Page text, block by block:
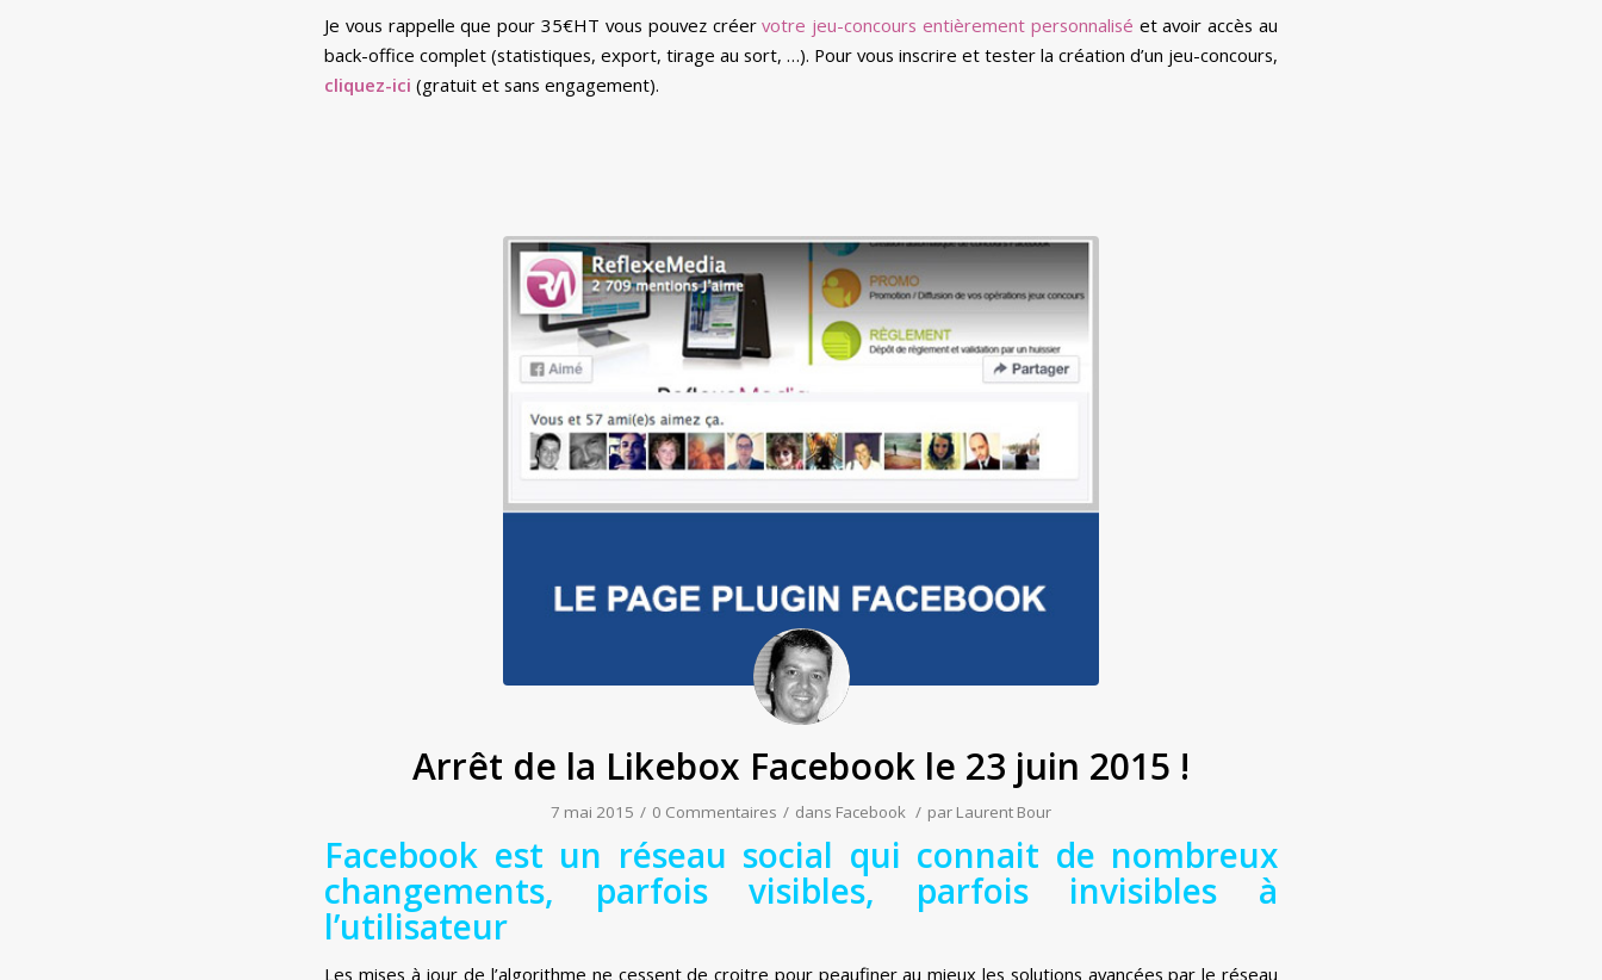
Je vous rappelle que pour 35€HT vous pouvez créervotre jeu-concours entièrement personnalisé et avoir accès au
back-office complet (statistiques, export, tirage au sort, …). Pour vous inscrire et tester la création d’un jeu-concours,
cliquez-ici (gratuit et sans engagement).
Arrêt de la Likebox Facebook le 23 juin 2015 !
7 mai 2015 / 0 Commentaires / dans Facebook / par Laurent Bour
Facebook est un réseau social qui connait de nombreux
changements, parfois visibles, parfois invisibles à
l’utilisateur
Les mises à jour de l’algorithme ne cessent de croitre pour peaufiner au mieux les solutions avancées par le réseau